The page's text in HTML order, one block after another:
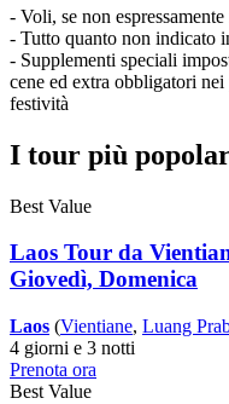
- Voli, se non
- Tutto quanto non indicato
- Supplementi speciali
cene ed extra obbligatori
festività
I tour più
Best Value
Laos Tour da
Giovedì, Domenica
Laos (Vientiane, Luang
4 giorni e 3 notti
Prenota ora
Best Value